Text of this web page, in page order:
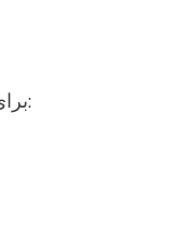
2. برای کاربران ویندوز 7 و ویندوز ویستا: